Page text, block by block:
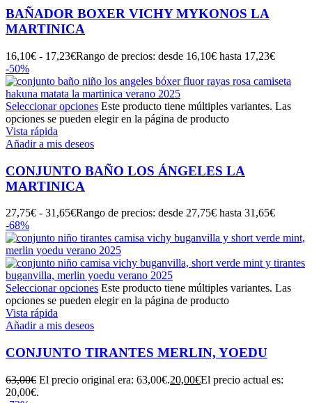
BAÑADOR BOXER VICHY MYKONOS LA
MARTINICA
16,10€ - 17,23€Rango de precios: desde 16,10€ hasta 17,23€
-50%
Seleccionar opciones Este producto tiene múltiples variantes. Las
opciones se pueden elegir en la página de producto
Vista rápida
Añadir a mis deseos
CONJUNTO BAÑO LOS ÁNGELES LA
MARTINICA
27,75€ - 31,65€Rango de precios: desde 27,75€ hasta 31,65€
-68%
Seleccionar opciones Este producto tiene múltiples variantes. Las
opciones se pueden elegir en la página de producto
Vista rápida
Añadir a mis deseos
CONJUNTO TIRANTES MERLIN, YOEDU
63,00€ El precio original era: 63,00€.20,00€El precio actual es:
20,00€.